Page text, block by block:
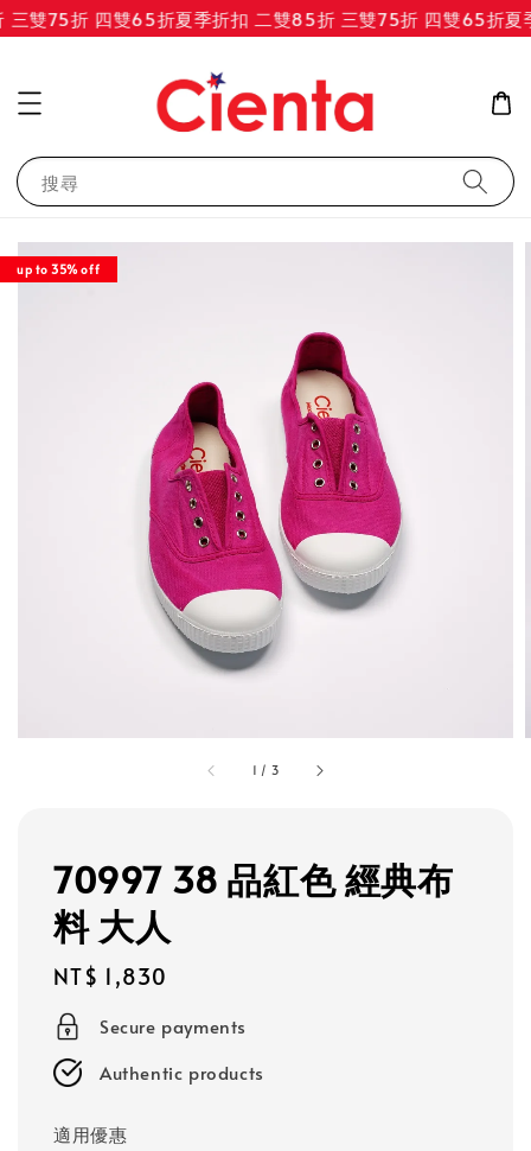
雙75折 四雙65折夏季折扣 二雙85折 三雙75折 四雙65折夏
搜尋
1 / 3
up to 35% off
70997 38 品紅色 經典布
料 大人
Regular
price
NT$ 1,830
Secure payments
Authentic products
適用優惠